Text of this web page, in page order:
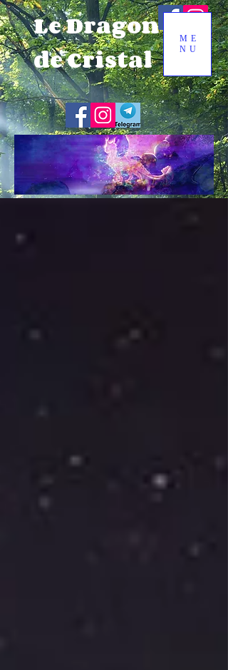
Le Dragon
de Cristal
ME
NU